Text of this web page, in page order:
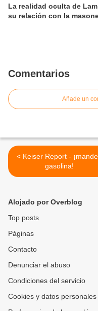
La realidad oculta de
su relación con la
Comentarios
Añade un
< Keiser Report - ¡manden
gasolina!
Alojado por Overblog
Top posts
Páginas
Contacto
Denunciar el abuso
Condiciones del servicio
Cookies y datos personales